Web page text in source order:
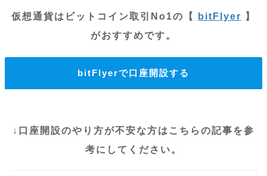
仮想通貨はビットコイン取引No1の【 bitFlyer 】
がおすすめです。
bitFlyerで口座開設する
↓口座開設のやり方が不安な方はこちらの記事を参
考にしてください。